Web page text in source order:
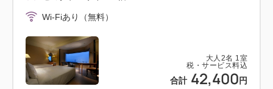
大人 2名 1 室
税・サービス料込
合計 42,400 円
Wi-Fiあり（無料）